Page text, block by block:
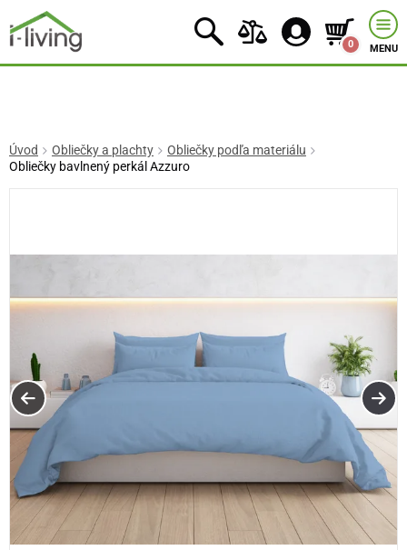
0 MENU
Úvod Obliečky a plachty
Obliečky podľa materiálu
Obliečky bavlnený perkál Azzuro